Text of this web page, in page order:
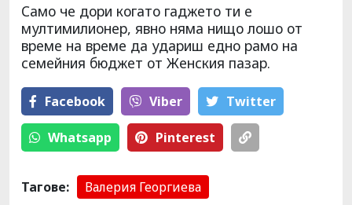
Само че дори когато гаджето ти е
мултимилионер, явно няма нищо лошо от
време на време да удариш едно рамо на
семейния бюджет от Женския пазар.
Facebook Viber Тwitter
Whatsapp Pinterest
Тагове:
Валерия Георгиева